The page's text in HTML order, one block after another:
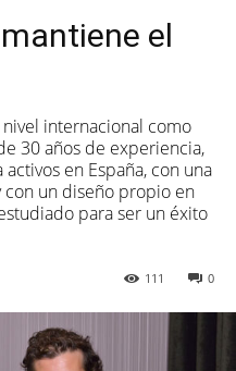
el
nivel internacional como
30 años de experiencia,
en España, con una
un diseño propio en
para ser un éxito
0
111